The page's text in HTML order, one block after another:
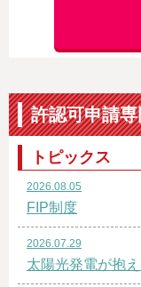
許認可申請
トピックス
2026.08.05
FIP制度
2026.07.29
太陽光発電が抱